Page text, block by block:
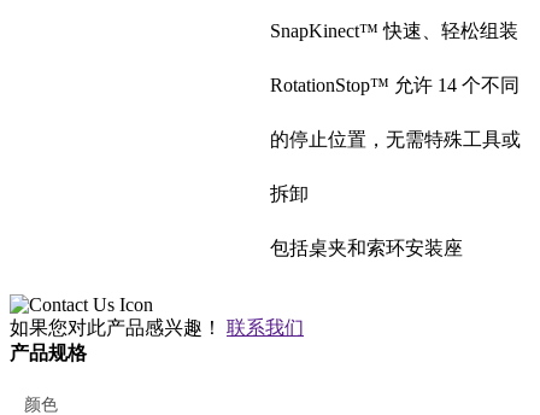
SnapKinect™ 快速、轻松组装
RotationStop™ 允许 14 个不同
的停止位置，无需特殊工具或
拆卸
包括桌夹和索环安装座
如果您对此产品感兴趣！ 联系我们
产品规格
颜色